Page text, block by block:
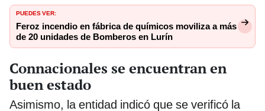
PUEDES VER:
Feroz incendio en fábrica de químicos moviliza a más
de 20 unidades de Bomberos en Lurín
Connacionales se encuentran en
buen estado
Asimismo, la entidad indicó que se verificó la